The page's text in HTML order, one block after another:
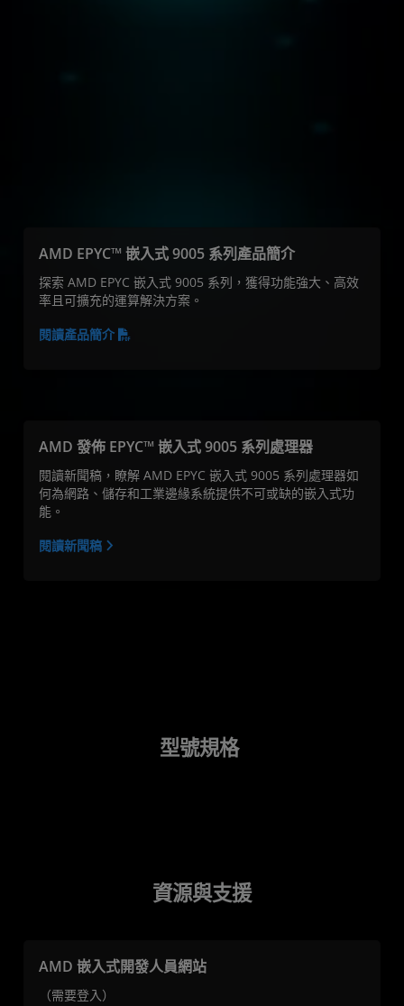
AMD EPYC™ 嵌入式 9005 系列產品簡介
探索 AMD EPYC 嵌入式 9005 系列，獲得功能強大、高效
率且可擴充的運算解決方案。
閱讀產品簡介
AMD 發佈 EPYC™ 嵌入式 9005 系列處理器
閱讀新聞稿，瞭解 AMD EPYC 嵌入式 9005 系列處理器如
何為網路、儲存和工業邊緣系統提供不可或缺的嵌入式功
能。
閱讀新聞稿
型號規格
資源與支援
AMD 嵌入式開發人員網站
（需要登入）